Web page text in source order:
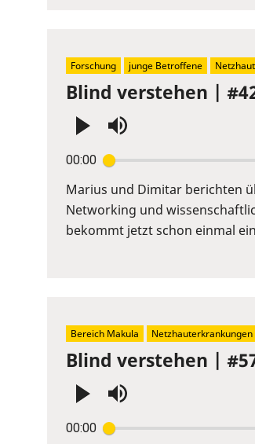
Blind verstehen |
00:00
Enter
or
Space
to
Marius und Dimitar berichten
Networking und
bekommt jetzt schon einmal
Forschung junge Betroffene
Blind verstehen |
00:00
Enter
Bereich Makula Netzhauterkrankungen